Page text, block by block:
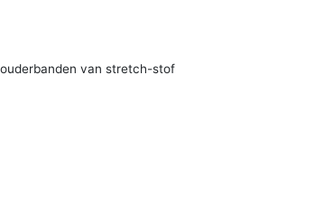
van stretch-stof